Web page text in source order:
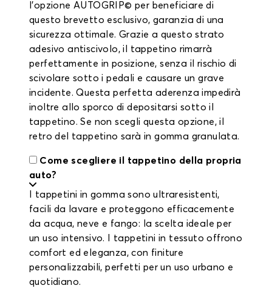
l'opzione AUTOGRIP© per beneficiare di
questo brevetto esclusivo, garanzia di una
sicurezza ottimale. Grazie a questo strato
adesivo antiscivolo, il tappetino rimarrà
perfettamente in posizione, senza il rischio di
scivolare sotto i pedali e causare un grave
incidente. Questa perfetta aderenza impedirà
inoltre allo sporco di depositarsi sotto il
tappetino. Se non scegli questa opzione, il
retro del tappetino sarà in gomma granulata.
Come scegliere il tappetino della propria
auto?
I tappetini in gomma sono ultraresistenti,
facili da lavare e proteggono efficacemente
da acqua, neve e fango: la scelta ideale per
un uso intensivo. I tappetini in tessuto offrono
comfort ed eleganza, con finiture
personalizzabili, perfetti per un uso urbano e
quotidiano.